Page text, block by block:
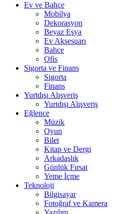
Ev ve Bahçe
Mobilya
Dekorasyon
Beyaz Eşya
Ev Aksesuarı
Bahçe
Ofis
Sigorta ve Finans
Sigorta
Finans
Yurtdışı Alışveriş
Yurtdışı Alışveriş
Eğlence
Müzik
Oyun
Bilet
Kitap ve Dergi
Arkadaşlık
Günlük Fırsat
Yeme İçme
Teknoloji
Bilgisayar
Fotoğraf ve Kamera
Yazılım